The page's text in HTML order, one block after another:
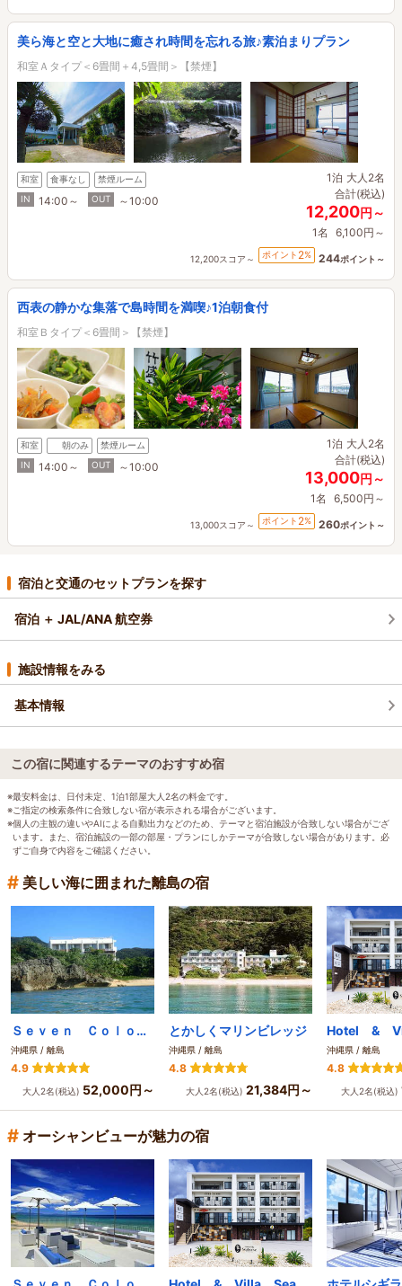
美ら海と空と大地に癒され時間を忘れる旅♪素泊まりプラン
和室Ａタイプ＜6畳間＋4,5畳間＞【禁煙】
和室 食事なし
禁煙ルーム
IN
14:00～ OUT ～10:00
1泊 大人2名
合計(税込)
12,200円～
1名 6,100円～
12,200スコア～ ポイント 2% 244ポイント～
西表の静かな集落で島時間を満喫♪1泊朝食付
和室Ｂタイプ＜6畳間＞【禁煙】
和室 朝のみ
禁煙ルーム
IN
14:00～ OUT ～10:00
1泊 大人2名
合計(税込)
13,000円～
1名 6,500円～
13,000スコア～ ポイント 2% 260ポイント～
宿泊と交通のセットプランを探す
宿泊 ＋ JAL/ANA 航空券
施設情報をみる
基本情報
この宿に関連するテーマのおすすめ宿
※最安料金は、日付未定、1泊1部屋大人2名の料金です。
※ご指定の検索条件に合致しない宿が表示される場合がございます。
※個人の主観の違いやAIによる自動出力などのため、テーマと宿泊施設が合致しない場合がござ
います。また、宿泊施設の一部の部屋・プランにしかテーマが合致しない場合があります。必
ずご自身で内容をご確認ください。
# 美しい海に囲まれた離島の宿
Ｓｅｖｅｎ Ｃｏｌｏｒｓ 石垣島
沖縄県 / 離島
4.9
大人2名(税込) 52,000円～
とかしくマリンビレッジ
沖縄県 / 離島
4.8
大人2名(税込) 21,384円～
沖縄県 / 離島
4.8
大人2名(税込)
# オーシャンビューが魅力の宿